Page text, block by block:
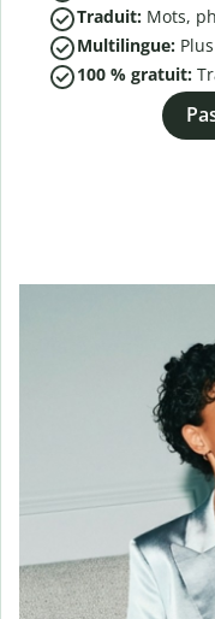
Traduit: Mots,
Multilingue:
100 % gratuit: